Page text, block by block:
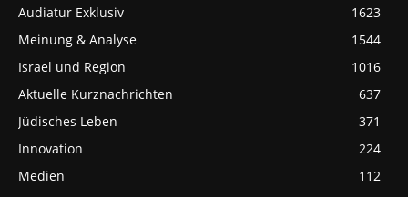
Audiatur Exklusiv
1623
Meinung & Analyse
1544
Israel und Region
1016
Aktuelle Kurznachrichten
637
Jüdisches Leben
371
Innovation
224
Medien
112